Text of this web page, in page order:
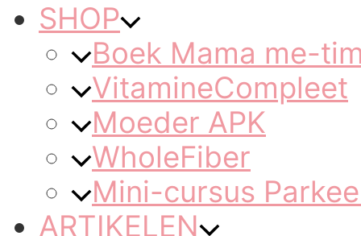
SHOP
Boek Mama me-
VitamineCompleet
Moeder APK
WholeFiber
Mini-cursus
ARTIKELEN